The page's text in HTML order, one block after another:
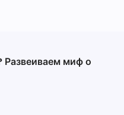
Развеиваем миф о